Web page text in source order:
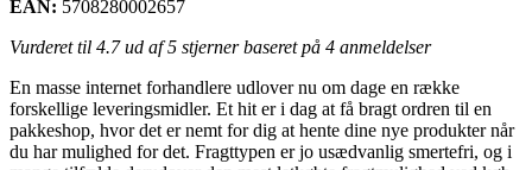
EAN: 5708280002657
Vurderet til 4.7ud af 5 stjerner baseret på 4 anmeldelser
En masse internet forhandlere udlover nu om dage en række
forskellige leveringsmidler. Et hit er i dag at få bragt ordren til en
pakkeshop, hvor det er nemt for dig at hente dine nye produkter når
du har mulighed for det. Fragttypen er jo usædvanlig smertefri, og i